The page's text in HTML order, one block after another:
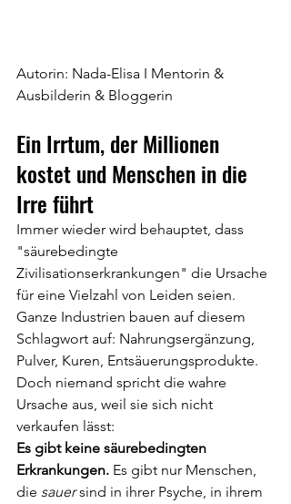
Autorin: Nada-Elisa I Mentorin &
Ausbilderin & Bloggerin
Ein Irrtum, der Millionen
kostet und Menschen in die
Irre führt
Immer wieder wird behauptet, dass
"säurebedingte
Zivilisationserkrankungen" die Ursache
für eine Vielzahl von Leiden seien.
Ganze Industrien bauen auf diesem
Schlagwort auf: Nahrungsergänzung,
Pulver, Kuren, Entsäuerungsprodukte.
Doch niemand spricht die wahre
Ursache aus, weil sie sich nicht
verkaufen lässt:
Es gibt keine säurebedingten
Erkrankungen. Es gibt nur Menschen,
die sauer sind in ihrer Psyche, in ihrem